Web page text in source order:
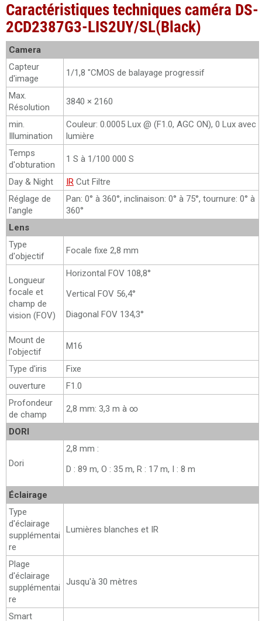
Caractéristiques techniques caméra DS-
2CD2387G3-LIS2UY/SL(Black)
Camera
Capteur
d'image
1/1,8 "CMOS de balayage progressif
Max.
Résolution
3840 × 2160
min.
Illumination
Couleur: 0.0005 Lux @ (F1.0, AGC ON), 0 Lux avec
lumière
Temps
d'obturation
1 S à 1/100 000 S
Day & Night IR Cut Filtre
Réglage de
l'angle
Pan: 0° à 360°, inclinaison: 0° à 75°, tournure: 0° à
360°
Lens
Type
d'objectif
Focale fixe 2,8 mm
Longueur
focale et
champ de
vision (FOV)
Horizontal FOV 108,8°
Vertical FOV 56,4°
Diagonal FOV 134,3°
Mount de
l'objectif
M16
Type d'iris
Fixe
ouverture
F1.0
Profondeur
de champ
2,8 mm: 3,3 m à ∞
DORI
Dori
2,8 mm :
D : 89 m, O : 35 m, R : 17 m, I : 8 m
Éclairage
Type
d'éclairage
supplémentai
re
Lumières blanches et IR
Plage
d'éclairage
supplémentai
re
Jusqu'à 30 mètres
Smart